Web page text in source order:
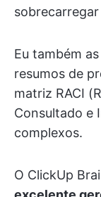
Eu também
resumos de
matriz RACI
Consultado e
complexos.
O ClickUp